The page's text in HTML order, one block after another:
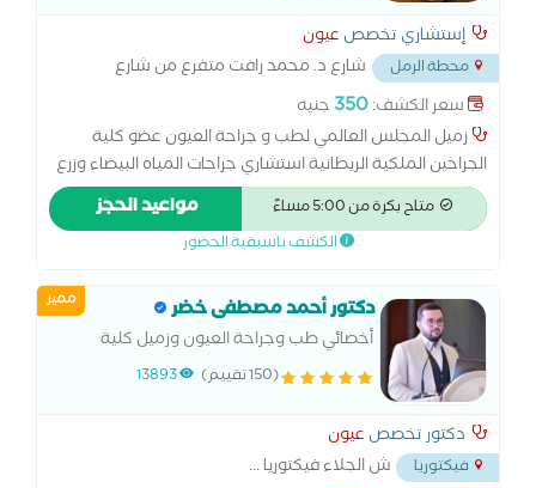
الابصار بالليزكإستشاري تخصص عيون
محطة الرمل
شارع د. محمد رافت متفرع من شارع
كلية الطب...
سعر الكشف:350 جنيه
زميل المجلس العالمي لطب و جراحة العيون عضو كلية
الجراحين الملكية الريطانية استشاري جراحات المياه البيضاء وزرع
العدسات وتصحيح الابصار بالليزك
متاح بكرة من 5:00 مساءً مواعيد الحجز
الكشف باسبقية الحضور
مميز دكتور أحمد مصطفى خضر
أخصائي طب وجراحة العيون وزميل كلية
الجراحين الملكية للعيون وعضو الجمعية
(150 تقييم) 13893
دكتور تخصص عيون
فيكتوريا ش الجلاء فيكتوريا...